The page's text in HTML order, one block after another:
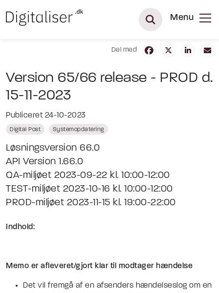
Menu
Del med
Version 65/66 release - PROD d.
15-11-2023
Publiceret 24-10-2023
Digital Post Systemopdatering
Løsningsversion 66.0
API Version 1.66.0
QA-miljøet 2023-09-22 kl. 10:00-12:00
TEST-miljøet 2023-10-16 kl. 10:00-12:00
PROD-miljøet 2023-11-15 kl. 19:00-22:00
Indhold:
Memo er afleveret/gjort klar til modtager hændelse
Det vil fremgå af en afsenders hændelseslog om en